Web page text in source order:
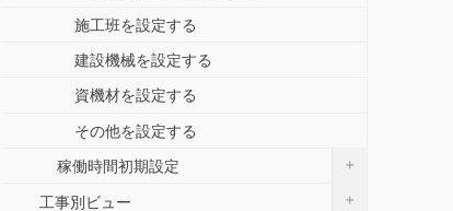
施工班を設定する
建設機械を設定する
資機材を設定する
その他を設定する
稼働時間初期設定
+
工事別ビュー +